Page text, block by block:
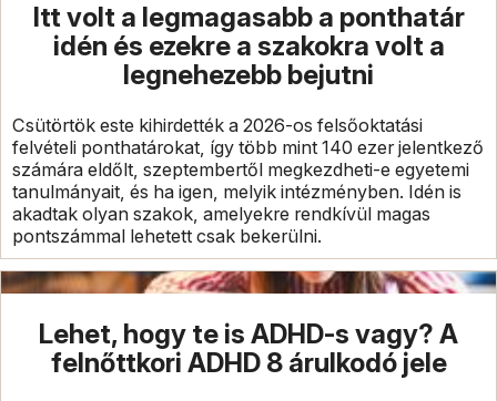
Itt volt a legmagasabb a ponthatár
idén és ezekre a szakokra volt a
legnehezebb bejutni
Csütörtök este kihirdették a 2026-os felsőoktatási
felvételi ponthatárokat, így több mint 140 ezer jelentkező
számára eldőlt, szeptembertől megkezdheti-e egyetemi
tanulmányait, és ha igen, melyik intézményben. Idén is
akadtak olyan szakok, amelyekre rendkívül magas
pontszámmal lehetett csak bekerülni.
Lehet, hogy te is ADHD-s vagy? A
felnőttkori ADHD 8 árulkodó jele